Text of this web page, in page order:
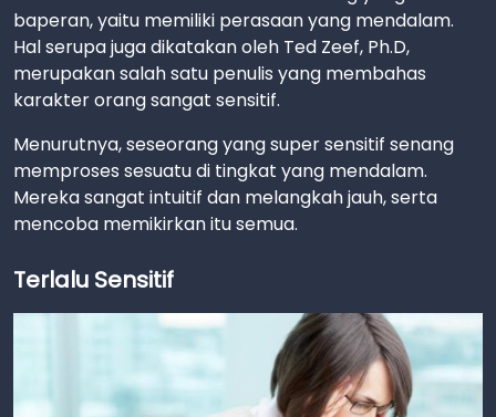
baperan, yaitu memiliki perasaan yang mendalam.
Hal serupa juga dikatakan oleh Ted Zeef, Ph.D,
merupakan salah satu penulis yang membahas
karakter orang sangat sensitif.
Menurutnya, seseorang yang super sensitif senang
memproses sesuatu di tingkat yang mendalam.
Mereka sangat intuitif dan melangkah jauh, serta
mencoba memikirkan itu semua.
Terlalu Sensitif